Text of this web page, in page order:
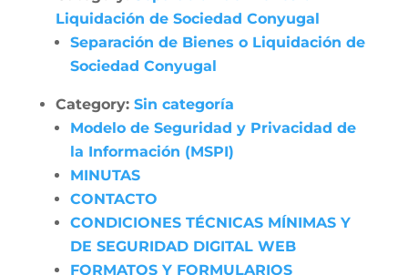
Liquidación de Sociedad Conyugal
Separación de Bienes o Liquidación de
Sociedad Conyugal
Category: Sin categoría
Modelo de Seguridad y Privacidad de
la Información (MSPI)
MINUTAS
CONTACTO
CONDICIONES TÉCNICAS MÍNIMAS Y
DE SEGURIDAD DIGITAL WEB
FORMATOS Y FORMULARIOS